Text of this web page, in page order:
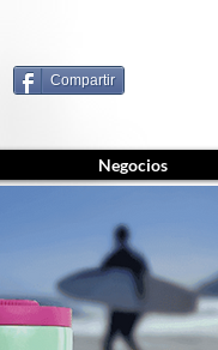
Compartir
Negocios